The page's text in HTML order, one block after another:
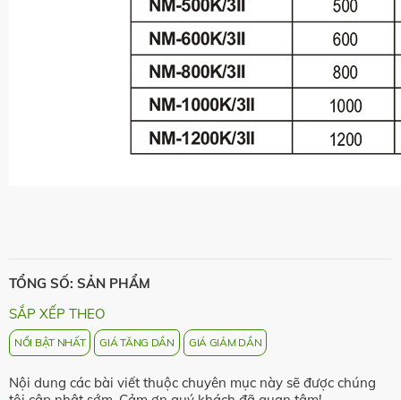
TỔNG SỐ: SẢN PHẨM
SẮP XẾP THEO
NỔI BẬT NHẤT GIÁ TĂNG DẦN GIÁ GIẢM DẦN
Nội dung các bài viết thuộc chuyên mục này sẽ được chúng